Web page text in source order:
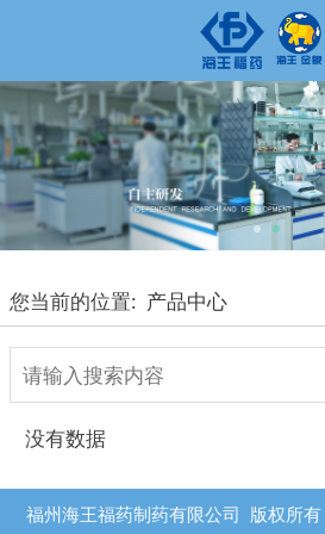
您当前的位置: 产品中心
没有数据
福州海王福药制药有限公司 版权所有